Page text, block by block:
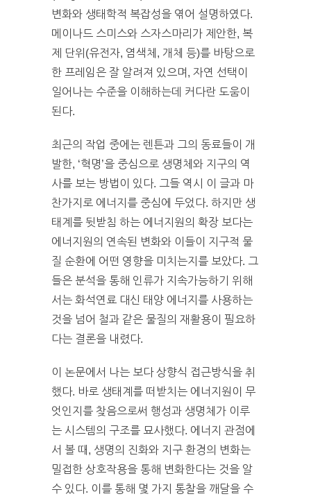
변화와 생태학적 복잡성을 엮어 설명하였다.
메이나드 스미스와 스자스마리가 제안한, 복
제 단위(유전자, 염색체, 개체 등)를 바탕으로
한 프레임은 잘 알려져 있으며, 자연 선택이
일어나는 수준을 이해하는데 커다란 도움이
된다.
최근의 작업 중에는 렌튼과 그의 동료들이 개
발한, ‘혁명’을 중심으로 생명체와 지구의 역
사를 보는 방법이 있다. 그들 역시 이 글과 마
찬가지로 에너지를 중심에 두었다. 하지만 생
태계를 뒷받침 하는 에너지원의 확장 보다는
에너지원의 연속된 변화와 이들이 지구적 물
질 순환에 어떤 영향을 미치는지를 보았다. 그
들은 분석을 통해 인류가 지속가능하기 위해
서는 화석연료 대신 태양 에너지를 사용하는
것을 넘어 철과 같은 물질의 재활용이 필요하
다는 결론을 내렸다.
이 논문에서 나는 보다 상향식 접근방식을 취
했다. 바로 생태계를 떠받치는 에너지원이 무
엇인지를 찾음으로써 행성과 생명체가 이루
는 시스템의 구조를 묘사했다. 에너지 관점에
서 볼 때, 생명의 진화와 지구 환경의 변화는
밀접한 상호작용을 통해 변화한다는 것을 알
수 있다. 이를 통해 몇 가지 통찰을 깨달을 수